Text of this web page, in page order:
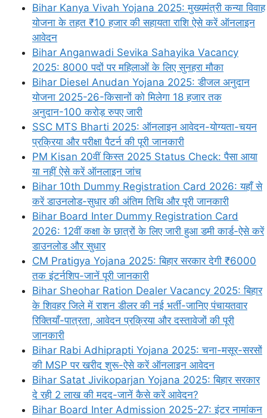
Bihar Kanya Vivah Yojana 2025: मुख्यमंत्री कन्या विवाह
योजना के तहत ₹10 हजार की सहायता राशि ऐसे करें ऑनलाइन
आवेदन
Bihar Anganwadi Sevika Sahayika Vacancy
2025: 8000 पदों पर महिलाओं के लिए सुनहरा मौका
Bihar Diesel Anudan Yojana 2025: डीजल अनुदान
योजना 2025-26-किसानों को मिलेगा 18 हजार तक
अनुदान-100 करोड़ रुपए जारी
SSC MTS Bharti 2025: ऑनलाइन आवेदन-योग्यता-चयन
प्रक्रिया और परीक्षा पैटर्न की पूरी जानकारी
PM Kisan 20वीं किस्त 2025 Status Check: पैसा आया
या नहीं ऐसे करें ऑनलाइन जांच
Bihar 10th Dummy Registration Card 2026: यहाँ से
करें डाउनलोड-सुधार की अंतिम तिथि और पूरी जानकारी
Bihar Board Inter Dummy Registration Card
2026: 12वीं कक्षा के छात्रों के लिए जारी हुआ डमी कार्ड-ऐसे करें
डाउनलोड और सुधार
CM Pratigya Yojana 2025: बिहार सरकार देगी ₹6000
तक इंटर्नशिप-जानें पूरी जानकारी
Bihar Sheohar Ration Dealer Vacancy 2025: बिहार
के शिवहर जिले में राशन डीलर की नई भर्ती-जानिए पंचायतवार
रिक्तियाँ-पात्रता, आवेदन प्रक्रिया और दस्तावेजों की पूरी
जानकारी
Bihar Rabi Adhiprapti Yojana 2025: चना-मसूर-सरसों
की MSP पर खरीद शुरू-ऐसे करें ऑनलाइन आवेदन
Bihar Satat Jivikoparjan Yojana 2025: बिहार सरकार
दे रही 2 लाख की मदद-जानें कैसे करें आवेदन?
Bihar Board Inter Admission 2025-27: इंटर नामांकन